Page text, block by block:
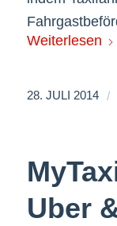
Weiterlesen
28. JULI 2014 /
Uber